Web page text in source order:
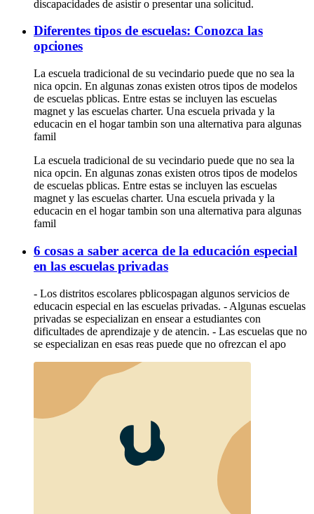
discapacidades de asistir o presentar una solicitud.
Diferentes tipos de escuelas: Conozca las
opciones
La escuela tradicional de su vecindario puede que no sea la
nica opcin. En algunas zonas existen otros tipos de modelos
de escuelas pblicas. Entre estas se incluyen las escuelas
magnet y las escuelas charter. Una escuela privada y la
educacin en el hogar tambin son una alternativa para algunas
famil
La escuela tradicional de su vecindario puede que no sea la
nica opcin. En algunas zonas existen otros tipos de modelos
de escuelas pblicas. Entre estas se incluyen las escuelas
magnet y las escuelas charter. Una escuela privada y la
educacin en el hogar tambin son una alternativa para algunas
famil
6 cosas a saber acerca de la educación especial
en las escuelas privadas
- Los distritos escolares pblicospagan algunos servicios de
educacin especial en las escuelas privadas. - Algunas escuelas
privadas se especializan en ensear a estudiantes con
dificultades de aprendizaje y de atencin. - Las escuelas que no
se especializan en esas reas puede que no ofrezcan el apo